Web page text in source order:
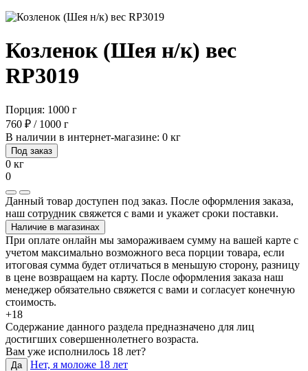
Козленок (Шея н/к) вес
RP3019
Порция: 1000 г
760 ₽ / 1000 г
В наличии в интернет-магазине: 0 кг
Под заказ
0 кг
0
Данный товар доступен под заказ. После оформления заказа,
наш сотрудник свяжется с вами и укажет сроки поставки.
Наличие в магазинах
При оплате онлайн мы замораживаем сумму на вашей карте с
учетом максимально возможного веса порции товара, если
итоговая сумма будет отличаться в меньшую сторону, разницу
в цене возвращаем на карту. После оформления заказа наш
менеджер обязательно свяжется с вами и согласует конечную
стоимость.
+18
Содержание данного раздела предназначено для лиц
достигших совершеннолетнего возраста.
Вам уже исполнилось 18 лет?
Да
Нет, я моложе 18 лет